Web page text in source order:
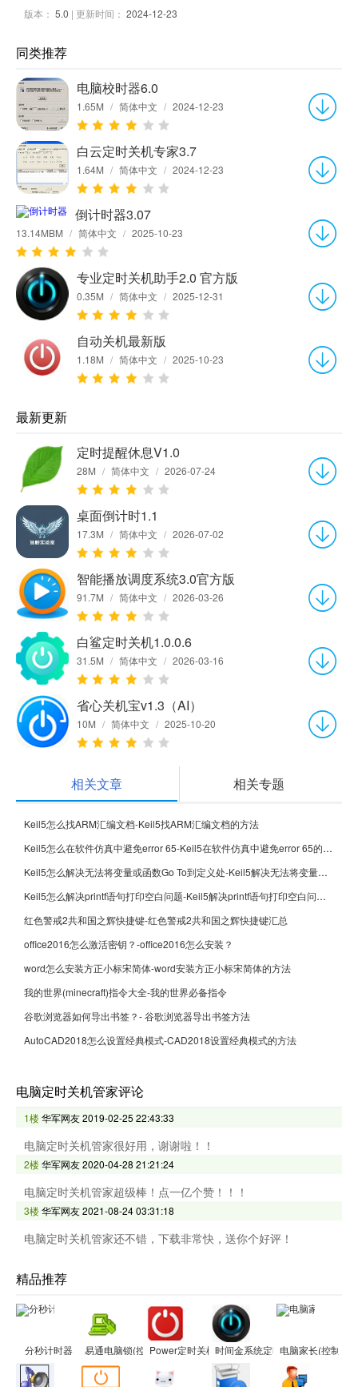
版本： 5.0 | 更新时间： 2024-12-23
同类推荐
电脑校时器6.0
1.65M / 简体中文 / 2024-12-23
白云定时关机专家3.7
1.64M / 简体中文 / 2024-12-23
倒计时器3.07
13.14MBM / 简体中文 / 2025-10-23
专业定时关机助手2.0 官方版
0.35M / 简体中文 / 2025-12-31
自动关机最新版
1.18M / 简体中文 / 2025-10-23
最新更新
定时提醒休息V1.0
28M / 简体中文 / 2026-07-24
桌面倒计时1.1
17.3M / 简体中文 / 2026-07-02
智能播放调度系统3.0官方版
91.7M / 简体中文 / 2026-03-26
白鲨定时关机1.0.0.6
31.5M / 简体中文 / 2026-03-16
省心关机宝v1.3（AI）
10M / 简体中文 / 2025-10-20
相关文章 相关专题
Keil5怎么找ARM汇编文档-Keil5找ARM汇编文档的方法
Keil5怎么在软件仿真中避免error 65-Keil5在软件仿真中避免error 65的方法
Keil5怎么解决无法将变量或函数Go To到定义处-Keil5解决无法将变量或函数Go To到定义处的方法
Keil5怎么解决printf语句打印空白问题-Keil5解决printf语句打印空白问题的方法
红色警戒2共和国之辉快捷键-红色警戒2共和国之辉快捷键汇总
office2016怎么激活密钥？-office2016怎么安装？
word怎么安装方正小标宋简体-word安装方正小标宋简体的方法
我的世界(minecraft)指令大全-我的世界必备指令
谷歌浏览器如何导出书签？- 谷歌浏览器导出书签方法
AutoCAD2018怎么设置经典模式-CAD2018设置经典模式的方法
电脑定时关机管家评论
1楼华军网友2019-02-25 22:43:33
电脑定时关机管家很好用，谢谢啦！！
2楼华军网友2020-04-28 21:21:24
电脑定时关机管家超级棒！点一亿个赞！！！
3楼华军网友2021-08-24 03:31:18
电脑定时关机管家还不错，下载非常快，送你个好评！
精品推荐
分秒计时器 易通电脑锁(控制上网时间必备软件)
Power定时关机时间金系统定时开关机软件
电脑家长(控制孩